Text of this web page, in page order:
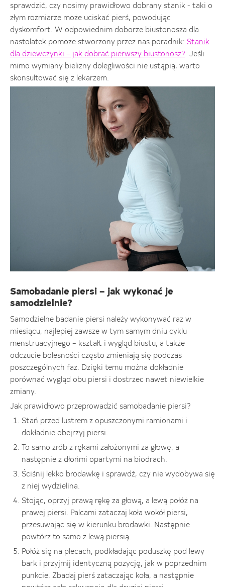
sprawdzić, czy nosimy prawidłowo dobrany stanik - taki o
złym rozmiarze może uciskać pierś, powodując
dyskomfort. W odpowiednim doborze biustonosza dla
nastolatek pomoże stworzony przez nas poradnik: Stanik
dla dziewczynki – jak dobrać pierwszy biustonosz? Jeśli
mimo wymiany bielizny dolegliwości nie ustąpią, warto
skonsultować się z lekarzem.
Samobadanie piersi – jak wykonać je
samodzielnie?
Samodzielne badanie piersi należy wykonywać raz w
miesiącu, najlepiej zawsze w tym samym dniu cyklu
menstruacyjnego – kształt i wygląd biustu, a także
odczucie bolesności często zmieniają się podczas
poszczególnych faz. Dzięki temu można dokładnie
porównać wygląd obu piersi i dostrzec nawet niewielkie
zmiany.
Jak prawidłowo przeprowadzić samobadanie piersi?
Stań przed lustrem z opuszczonymi ramionami i
dokładnie obejrzyj piersi.
To samo zrób z rękami założonymi za głowę, a
następnie z dłońmi opartymi na biodrach.
Ściśnij lekko brodawkę i sprawdź, czy nie wydobywa się
z niej wydzielina.
Stojąc, oprzyj prawą rękę za głową, a lewą połóż na
prawej piersi. Palcami zataczaj koła wokół piersi,
przesuwając się w kierunku brodawki. Następnie
powtórz to samo z lewą piersią.
Połóż się na plecach, podkładając poduszkę pod lewy
bark i przyjmij identyczną pozycję, jak w poprzednim
punkcie. Zbadaj pierś zataczając koła, a następnie